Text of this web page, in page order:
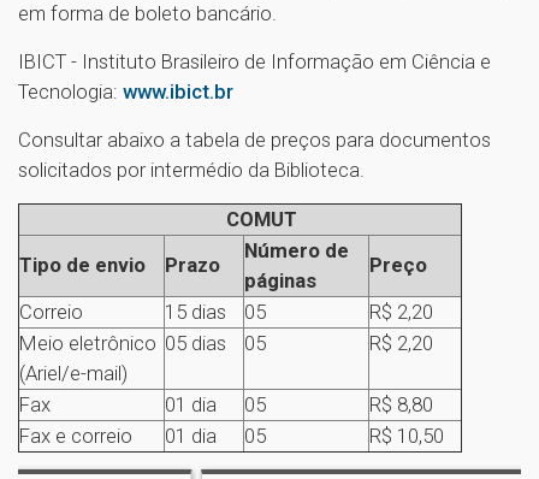
em forma de boleto bancário.
IBICT - Instituto Brasileiro de Informação em Ciência e
Tecnologia: www.ibict.br
Consultar abaixo a tabela de preços para documentos
solicitados por intermédio da Biblioteca.
COMUT
Tipo de envio
Prazo
Número de
páginas
Preço
Correio
15 dias 05
R$ 2,20
Meio eletrônico
(Ariel/e-mail)
05 dias 05 R$ 2,20
Fax 01 dia 05
R$ 8,80
Fax e correio
01 dia 05 R$ 10,50